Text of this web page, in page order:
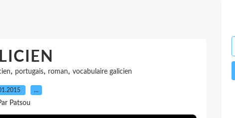
, portugais, roman, vocabulaire galicien
…
Patsou